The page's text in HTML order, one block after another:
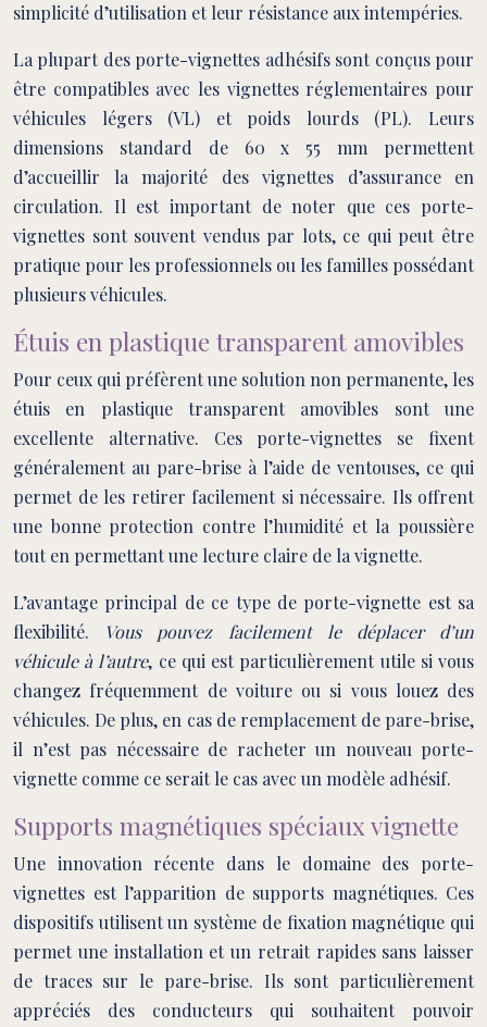
simplicité d’utilisation et leur résistance aux intempéries.
La plupart des porte-vignettes adhésifs sont conçus pour
être compatibles avec les vignettes réglementaires pour
véhicules légers (VL) et poids lourds (PL). Leurs
dimensions standard de 60 x 55 mm permettent
d’accueillir la majorité des vignettes d’assurance en
circulation. Il est important de noter que ces porte-
vignettes sont souvent vendus par lots, ce qui peut être
pratique pour les professionnels ou les familles possédant
plusieurs véhicules.
Étuis en plastique transparent amovibles
Pour ceux qui préfèrent une solution non permanente, les
étuis en plastique transparent amovibles sont une
excellente alternative. Ces porte-vignettes se fixent
généralement au pare-brise à l’aide de ventouses, ce qui
permet de les retirer facilement si nécessaire. Ils offrent
une bonne protection contre l’humidité et la poussière
tout en permettant une lecture claire de la vignette.
L’avantage principal de ce type de porte-vignette est sa
flexibilité.
Vous pouvez facilement le déplacer d’un
véhicule à l’autre, ce qui est particulièrement utile si vous
changez fréquemment de voiture ou si vous louez des
véhicules. De plus, en cas de remplacement de pare-brise,
il n’est pas nécessaire de racheter un nouveau porte-
vignette comme ce serait le cas avec un modèle adhésif.
Supports magnétiques spéciaux vignette
Une innovation récente dans le domaine des porte-
vignettes est l’apparition de supports magnétiques. Ces
dispositifs utilisent un système de fixation magnétique qui
permet une installation et un retrait rapides sans laisser
de traces sur le pare-brise. Ils sont particulièrement
appréciés des conducteurs qui souhaitent pouvoir